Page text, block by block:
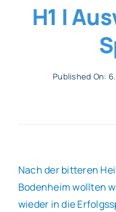
Allgemeines
Partner
H1 |
Published On:
Nach der bitteren
Bodenheim wollten
wieder in die